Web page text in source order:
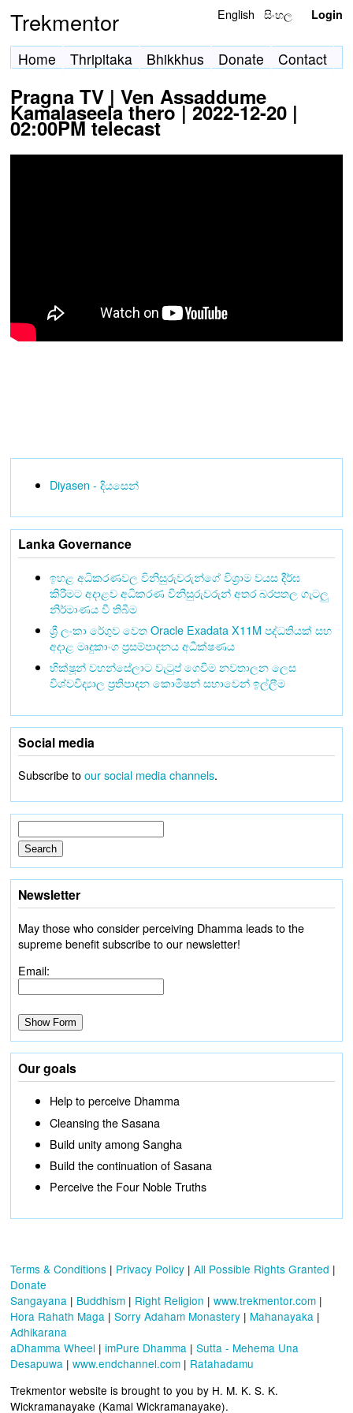
Trekmentor English සිංහල Login
Home Thripitaka Bhikkhus Donate Contact
Pragna TV | Ven Assaddume
Kamalaseela thero | 2022-12-20 |
02:00PM telecast
Diyasen - දියසෙන්
Lanka Governance
ඉහළ අධිකරණවල විනිසුරුවරුන්ගේ විශ්‍රාම වයස දීර්ඝ
කිරීමට අදාළව අධිකරණ විනිසුරුවරුන් අතර බරපතල ගැටලු
නිර්මාණය වී තිබීම
ශ්‍රී ලංකා රේගුව වෙත Oracle Exadata X11M පද්ධතියක් සහ
අදාළ මෘදුකාංග ප්‍රසම්පාදනය අධීක්ෂණය
භික්ෂූන් වහන්සේලාට වැටුප් ගෙවීම නවතාලන ලෙස
විශ්වවිද්‍යාල ප්‍රතිපාදන කොමිෂන් සභාවෙන් ඉල්ලීම
Social media
Subscribe toour social media channels.
Newsletter
May those who consider perceiving Dhamma leads to the
supreme benefit subscribe to our newsletter!
Email:
Our goals
Help to perceive Dhamma
Cleansing the Sasana
Build unity among Sangha
Build the continuation of Sasana
Perceive the Four Noble Truths
Terms & Conditions | Privacy Policy | All Possible Rights Granted |
Donate
Sangayana | Buddhism | Right Religion | www.trekmentor.com |
Hora Rahath Maga | Sorry Adaham Monastery | Mahanayaka |
Adhikarana
aDhamma Wheel | imPure Dhamma | Sutta - Mehema Una
Desapuwa | www.endchannel.com | Ratahadamu
Trekmentor website is brought to you by H. M. K. S. K.
Wickramanayake (Kamal Wickramanayake).